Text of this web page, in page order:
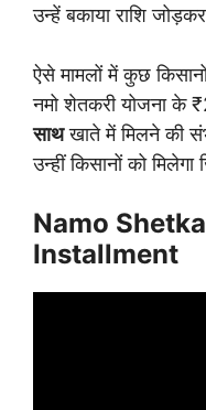
उन्हें बकाया राशि
ऐसे मामलों में कुछ
नमो शेतकरी योजना के
साथखाते में मिलने की
उन्हीं किसानों को
Namo
Installment